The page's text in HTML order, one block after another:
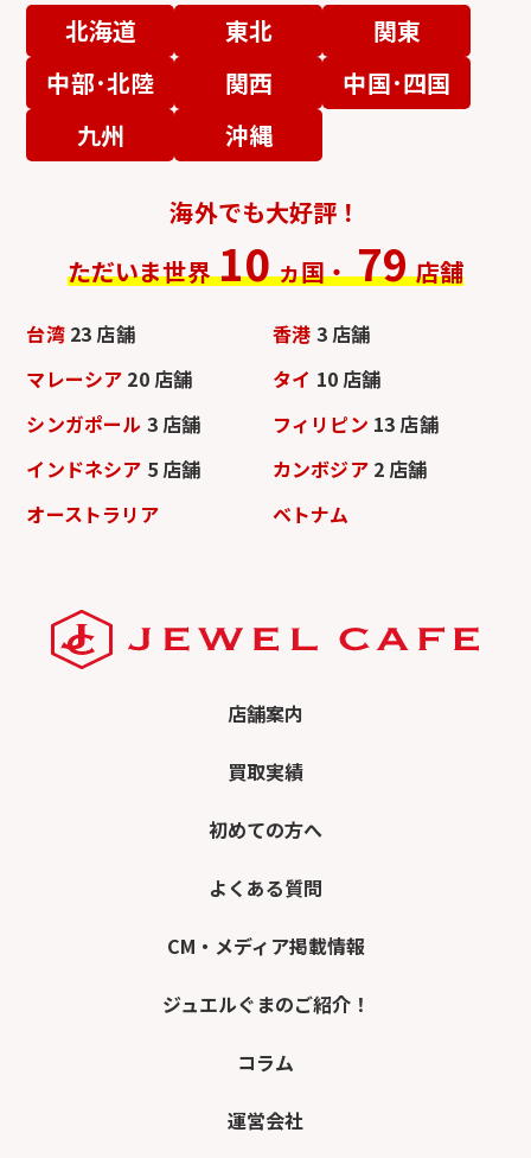
北海道 東北
関東
中部･北陸
関西
中国･四国
九州
沖縄
海外でも大好評！
ただいま世界 10 ヵ国・ 79 店舗
台湾 23 店舗 香港 3 店舗
マレーシア 20 店舗 タイ 10 店舗
シンガポール 3 店舗 フィリピン 13 店舗
インドネシア 5 店舗 カンボジア 2 店舗
オーストラリア
ベトナム
店舗案内
買取実績
初めての方へ
よくある質問
CM・メディア掲載情報
ジュエルぐまのご紹介！
コラム
運営会社